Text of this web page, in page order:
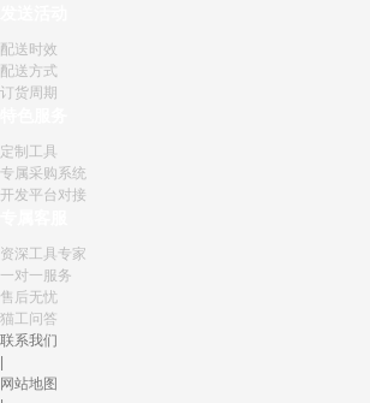
配送时效
配送方式
订货周期
定制工具
专属采购系统
开发平台对接
资深工具专家
一对一服务
售后无忧
猫工问答
联系我们
网站地图